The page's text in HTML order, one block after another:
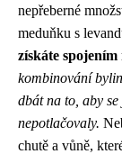
nepřeberné
meduňku s
získáte
kombinování
dbát na to, aby
nepotlačovaly.
chutě a vůně,